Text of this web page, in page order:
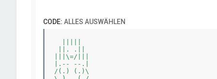
CODE: ALLES AUSWÄHLEN
||. .||
|||\=/|||
|.-- --.|
/(.) (.)\